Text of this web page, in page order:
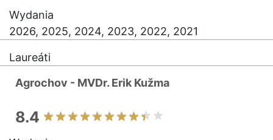
Wydania
2026, 2025, 2024, 2023, 2022, 2021
Laureáti
Agrochov - MVDr. Erik Kužma
8.4